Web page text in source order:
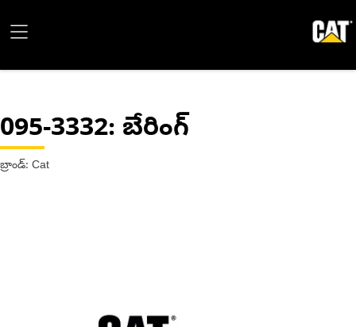
095-3332: బేరింగ్
బ్రాండ్: Cat